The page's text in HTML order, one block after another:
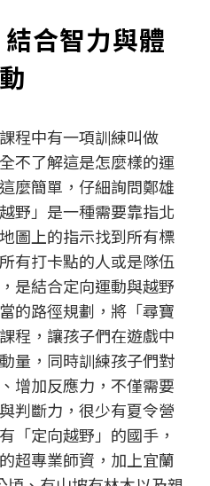
合智力與體
程中有一項訓練叫做
不了解這是怎麼樣的運
麼簡單，仔細詢問鄭雄
野」是一種需要靠指北
圖上的指示找到所有標
有打卡點的人或是隊伍
是結合定向運動與越野
的路徑規劃，將「尋寶
程，讓孩子們在遊戲中
量，同時訓練孩子們對
增加反應力，不僅需要
判斷力，很少有夏令營
「定向越野」的國手，
超專業師資，加上宜蘭